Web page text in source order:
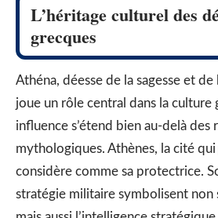
L’héritage culturel des
grecques
Athéna, déesse de la sagesse et
joue un rôle central dans la culture
influence s’étend bien au-delà des
mythologiques. Athènes, la cité
considère comme sa protectrice.
stratégie militaire symbolisent non